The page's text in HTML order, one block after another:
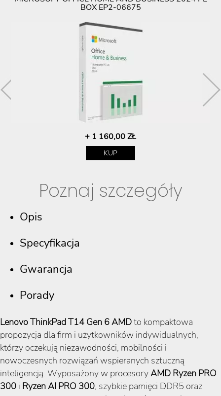
BOX EP2-06675
+ 1 160,00 ZŁ
KUP
Poznaj szczegóły
Opis
Specyfikacja
Gwarancja
Porady
Lenovo ThinkPad T14 Gen 6 AMDto kompaktowa
propozycja dla firm i użytkowników indywidualnych,
którzy oczekują niezawodności, mobilności i
nowoczesnych rozwiązań wspieranych sztuczną
inteligencją. Wyposażony w procesoryAMD Ryzen PRO
300 i Ryzen AI PRO 300, szybkie pamięci DDR5 oraz